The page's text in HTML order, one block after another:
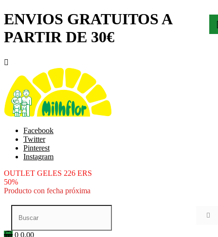
ENVIOS GRATUITOS A
PARTIR DE 30€

Facebook
Twitter
Pinterest
Instagram
OUTLET GELES 226 ERS
50%
Producto con fecha próxima

0 0.00